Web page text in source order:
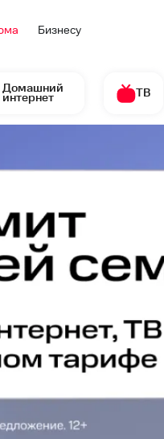
Бизнесу
Домашний
интернет ТВ